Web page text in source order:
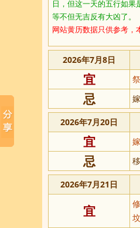
日，但这一天的五行如
等不但无吉反有大凶了。
网站黄历数据只供参考，
2026年7月8日
宜
忌
2026年7月20日
宜
忌
2026年7月21日
宜